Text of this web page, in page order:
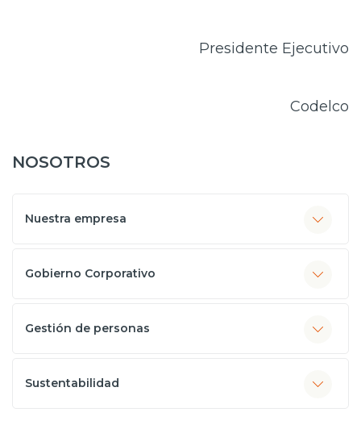
Presidente Ejecutivo
Codelco
NOSOTROS
Nuestra empresa
Gobierno Corporativo
Gestión de personas
Sustentabilidad